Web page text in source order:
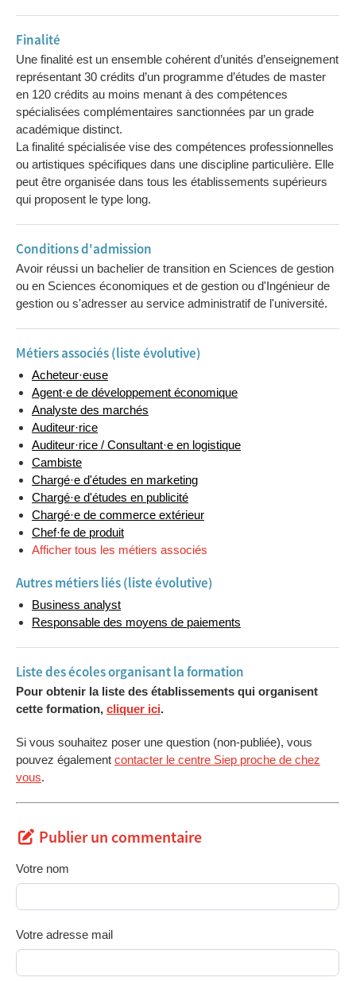
Finalité
Une finalité est un ensemble cohérent d’unités d’enseignement
représentant 30 crédits d’un programme d’études de master
en 120 crédits au moins menant à des compétences
spécialisées complémentaires sanctionnées par un grade
académique distinct.
La finalité spécialisée vise des compétences professionnelles
ou artistiques spécifiques dans une discipline particulière. Elle
peut être organisée dans tous les établissements supérieurs
qui proposent le type long.
Conditions d'admission
Avoir réussi un bachelier de transition en Sciences de gestion
ou en Sciences économiques et de gestion ou d'Ingénieur de
gestion ou s'adresser au service administratif de l'université.
Métiers associés (liste évolutive)
Acheteur·euse
Agent·e de développement économique
Analyste des marchés
Auditeur·rice
Auditeur·rice / Consultant·e en logistique
Cambiste
Chargé·e d'études en marketing
Chargé·e d'études en publicité
Chargé·e de commerce extérieur
Chef·fe de produit
Afficher tous les métiers associés
Autres métiers liés (liste évolutive)
Business analyst
Responsable des moyens de paiements
Liste des écoles organisant la formation
Pour obtenir la liste des établissements qui organisent
cette formation, cliquer ici.
Si vous souhaitez poser une question (non-publiée), vous
pouvez également contacter le centre Siep proche de chez
vous.
Publier un commentaire
Votre nom
Votre adresse mail